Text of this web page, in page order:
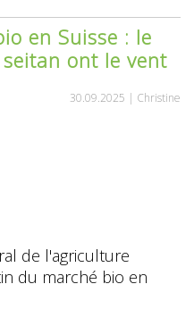
en Suisse : le
ont le vent
30.09.2025 | Christine
de l'agriculture
du marché bio en